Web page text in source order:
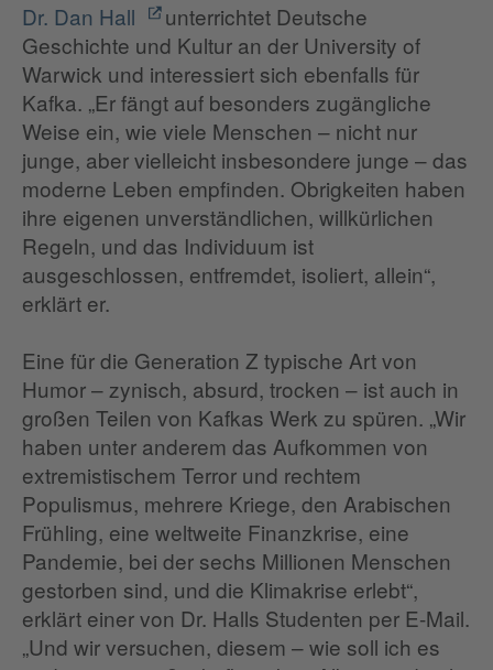
Dr. Dan Hall
unterrichtet Deutsche
Geschichte und Kultur an der University of
Warwick und interessiert sich ebenfalls für
Kafka. „Er fängt auf besonders zugängliche
Weise ein, wie viele Menschen – nicht nur
junge, aber vielleicht insbesondere junge – das
moderne Leben empfinden. Obrigkeiten haben
ihre eigenen unverständlichen, willkürlichen
Regeln, und das Individuum ist
ausgeschlossen, entfremdet, isoliert, allein“,
erklärt er.
Eine für die Generation Z typische Art von
Humor – zynisch, absurd, trocken – ist auch in
großen Teilen von Kafkas Werk zu spüren. „Wir
haben unter anderem das Aufkommen von
extremistischem Terror und rechtem
Populismus, mehrere Kriege, den Arabischen
Frühling, eine weltweite Finanzkrise, eine
Pandemie, bei der sechs Millionen Menschen
gestorben sind, und die Klimakrise erlebt“,
erklärt einer von Dr. Halls Studenten per E-Mail.
„Und wir versuchen, diesem – wie soll ich es